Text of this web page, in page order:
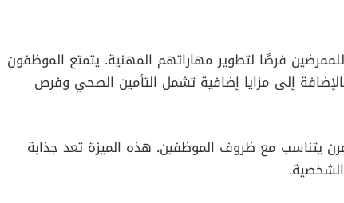
فرصًا لتطوير مهاراتهم المهنية. يتمتع الموظفون
إلى مزايا إضافية تشمل التأمين الصحي وفرص
يتناسب مع ظروف الموظفين. هذه الميزة تعد جذابة